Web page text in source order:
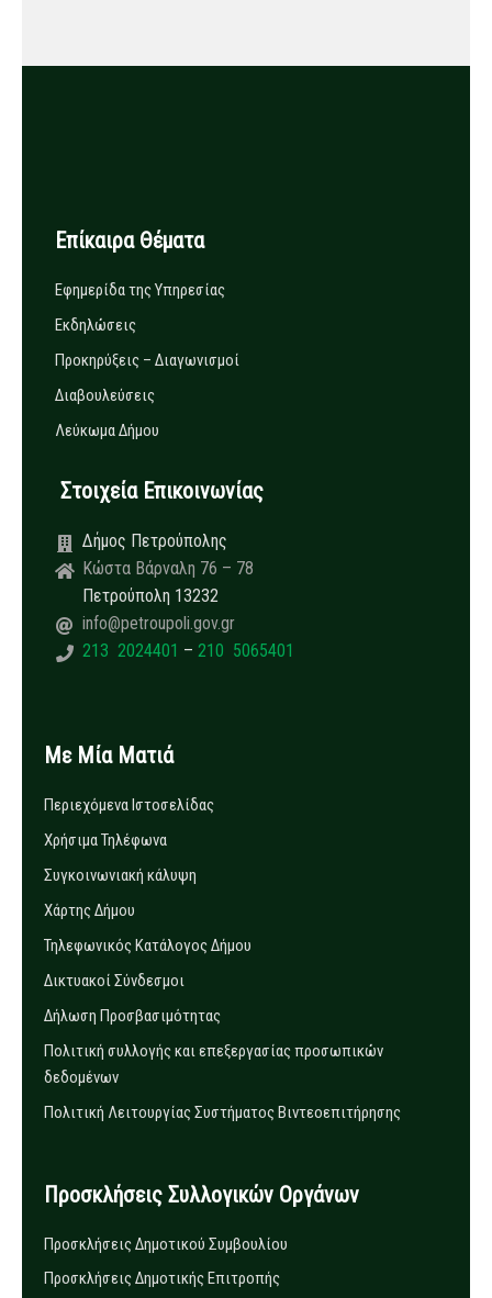
Επίκαιρα Θέματα
Εφημερίδα της Υπηρεσίας
Εκδηλώσεις
Προκηρύξεις – Διαγωνισμοί
Διαβουλεύσεις
Λεύκωμα Δήμου
Στοιχεία Επικοινωνίας
Δήμος Πετρούπολης
Κώστα Βάρναλη 76 – 78
Πετρούπολη 13232
info@petroupoli.gov.gr
213 2024401 – 210 5065401
Με Μία Ματιά
Περιεχόμενα Ιστοσελίδας
Χρήσιμα Τηλέφωνα
Συγκοινωνιακή κάλυψη
Χάρτης Δήμου
Τηλεφωνικός Κατάλογος Δήμου
Δικτυακοί Σύνδεσμοι
Δήλωση Προσβασιμότητας
Πολιτική συλλογής και επεξεργασίας προσωπικών
δεδομένων
Πολιτική Λειτουργίας Συστήματος Βιντεοεπιτήρησης
Προσκλήσεις Συλλογικών Οργάνων
Προσκλήσεις Δημοτικού Συμβουλίου
Προσκλήσεις Δημοτικής Επιτροπής